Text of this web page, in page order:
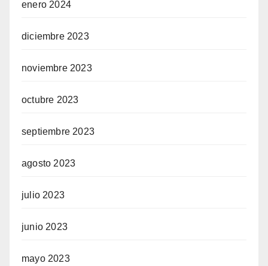
enero 2024
diciembre 2023
noviembre 2023
octubre 2023
septiembre 2023
agosto 2023
julio 2023
junio 2023
mayo 2023